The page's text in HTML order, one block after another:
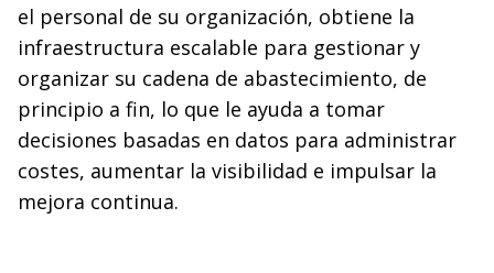
el personal de su organización, obtiene la
infraestructura escalable para gestionar y
organizar su cadena de abastecimiento, de
principio a fin, lo que le ayuda a tomar
decisiones basadas en datos para administrar
costes, aumentar la visibilidad e impulsar la
mejora continua.